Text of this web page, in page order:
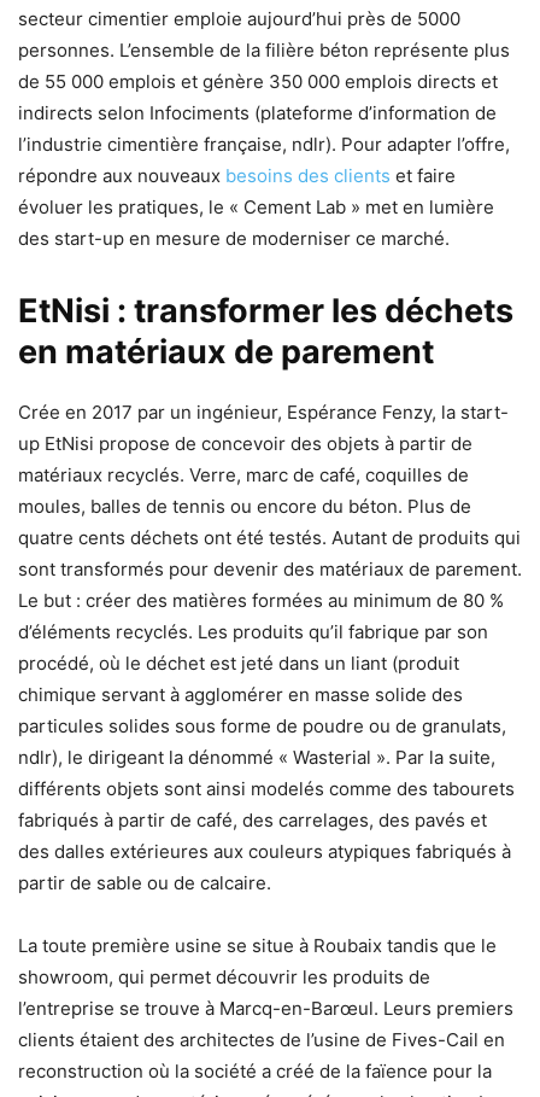
secteur cimentier emploie aujourd’hui près de 5000
personnes. L’ensemble de la filière béton représente plus
de 55 000 emplois et génère 350 000 emplois directs et
indirects selon Infociments (plateforme d’information de
l’industrie cimentière française, ndlr). Pour adapter l’offre,
répondre aux nouveaux besoins des clients et faire
évoluer les pratiques, le « Cement Lab » met en lumière
des start-up en mesure de moderniser ce marché.
EtNisi : transformer les déchets
en matériaux de parement
Crée en 2017 par un ingénieur, Espérance Fenzy, la start-
up EtNisi propose de concevoir des objets à partir de
matériaux recyclés. Verre, marc de café, coquilles de
moules, balles de tennis ou encore du béton. Plus de
quatre cents déchets ont été testés. Autant de produits qui
sont transformés pour devenir des matériaux de parement.
Le but : créer des matières formées au minimum de 80 %
d’éléments recyclés. Les produits qu’il fabrique par son
procédé, où le déchet est jeté dans un liant (produit
chimique servant à agglomérer en masse solide des
particules solides sous forme de poudre ou de granulats,
ndlr), le dirigeant la dénommé « Wasterial ». Par la suite,
différents objets sont ainsi modelés comme des tabourets
fabriqués à partir de café, des carrelages, des pavés et
des dalles extérieures aux couleurs atypiques fabriqués à
partir de sable ou de calcaire.
La toute première usine se situe à Roubaix tandis que le
showroom, qui permet découvrir les produits de
l’entreprise se trouve à Marcq-en-Barœul. Leurs premiers
clients étaient des architectes de l’usine de Fives-Cail en
reconstruction où la société a créé de la faïence pour la